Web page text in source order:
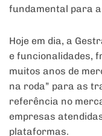
fundamental para
Hoje em dia, a
e funcionalidades,
muitos anos de
na roda” para as
referência no
empresas
plataformas.